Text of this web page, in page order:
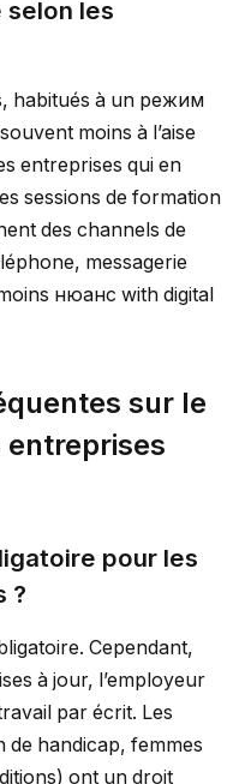
les
habitués à un режим
moins à l’aise
entreprises qui en
sessions de formation
des channels de
messagerie
нюанс with digital
sur le
pour les
?
Cependant,
à jour, l’employeur
par écrit. Les
de handicap, femmes
ont un droit